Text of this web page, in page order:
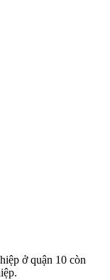
ở quận 10 còn